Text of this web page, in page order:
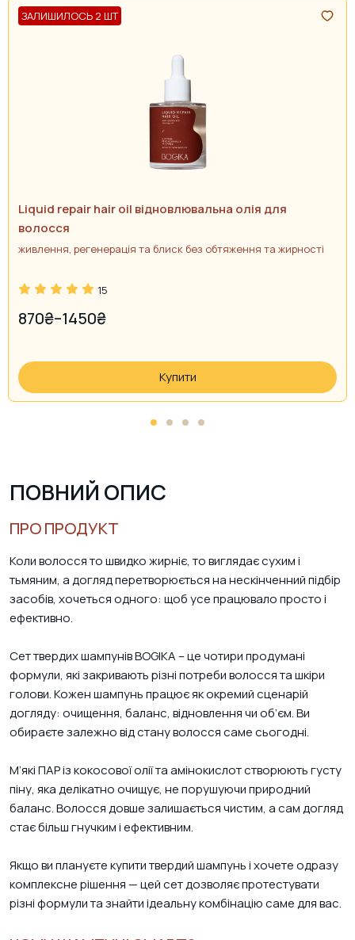
ЗАЛИШИЛОСЬ 2 ШТ
Liquid repair hair oil відновлювальна олія для
волосся
живлення, регенерація та блиск без обтяження та жирності
15
870₴–1450₴
PRICE
870₴
THROUGH
Купити
ПОВНИЙ ОПИС
ПРО ПРОДУКТ
Коли волосся то швидко жирніє, то виглядає сухим і
тьмяним, а догляд перетворюється на нескінченний підбір
засобів, хочеться одного: щоб усе працювало просто і
ефективно.
Сет твердих шампунів BOGIKA – це чотири продумані
формули, які закривають різні потреби волосся та шкіри
голови. Кожен шампунь працює як окремий сценарій
догляду: очищення, баланс, відновлення чи об’єм. Ви
обираєте залежно від стану волосся саме сьогодні.
М’які ПАР із кокосової олії та амінокислот створюють густу
піну, яка делікатно очищує, не порушуючи природний
баланс. Волосся довше залишається чистим, а сам догляд
стає більш гнучким і ефективним.
Якщо ви плануєте купити твердий шампунь і хочете одразу
комплексне рішення — цей сет дозволяє протестувати
різні формули та знайти ідеальну комбінацію саме для вас.